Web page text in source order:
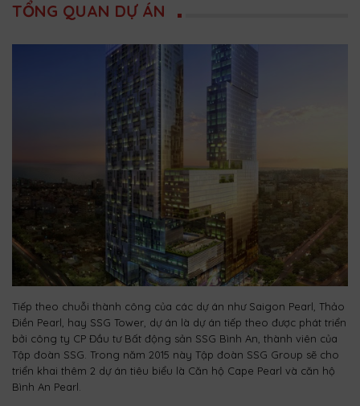
TỔNG QUAN DỰ ÁN
Tiếp theo chuỗi thành công của các dự án như Saigon Pearl, Thảo
Điền Pearl, hay SSG Tower, dự án là dự án tiếp theo được phát triển
bởi công ty CP Đầu tư Bất động sản SSG Bình An, thành viên của
Tập đoàn SSG. Trong năm 2015 này Tập đoàn SSG Group sẽ cho
triển khai thêm 2 dự án tiêu biểu là Căn hộ Cape Pearl và căn hộ
Bình An Pearl.